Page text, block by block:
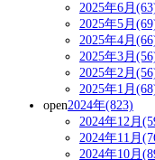
2025年6月
2025年5月
2025年4月
2025年3月
2025年2月
2025年1月
open2024年(823)
2024年12月
2024年11月
2024年10月